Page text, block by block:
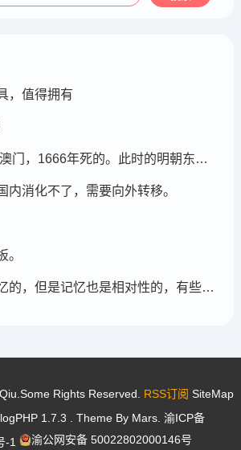
，值得拥有
汤若望1620年到澳门，1666年死的。此时的明朝东北地区已经被后金国成立了，在明朝灭亡的崇祯年间，汤若望还能和明朝天文学家一起到东北地区做这个制定历法的比赛，很强大啊。鹤岗，在今天的黑龙江省东部的鹤岗市
内消化不了，需要向外转移。
。
都说网络是有记忆的，但是记忆也是相对性的，有些记忆可能被屏蔽，也可能被遗忘。
Rights Reserved. RSS订阅 SiteMap
1.7.3 . Theme By Mars. 渝ICP备
-1
渝公网安备 50022802000146号